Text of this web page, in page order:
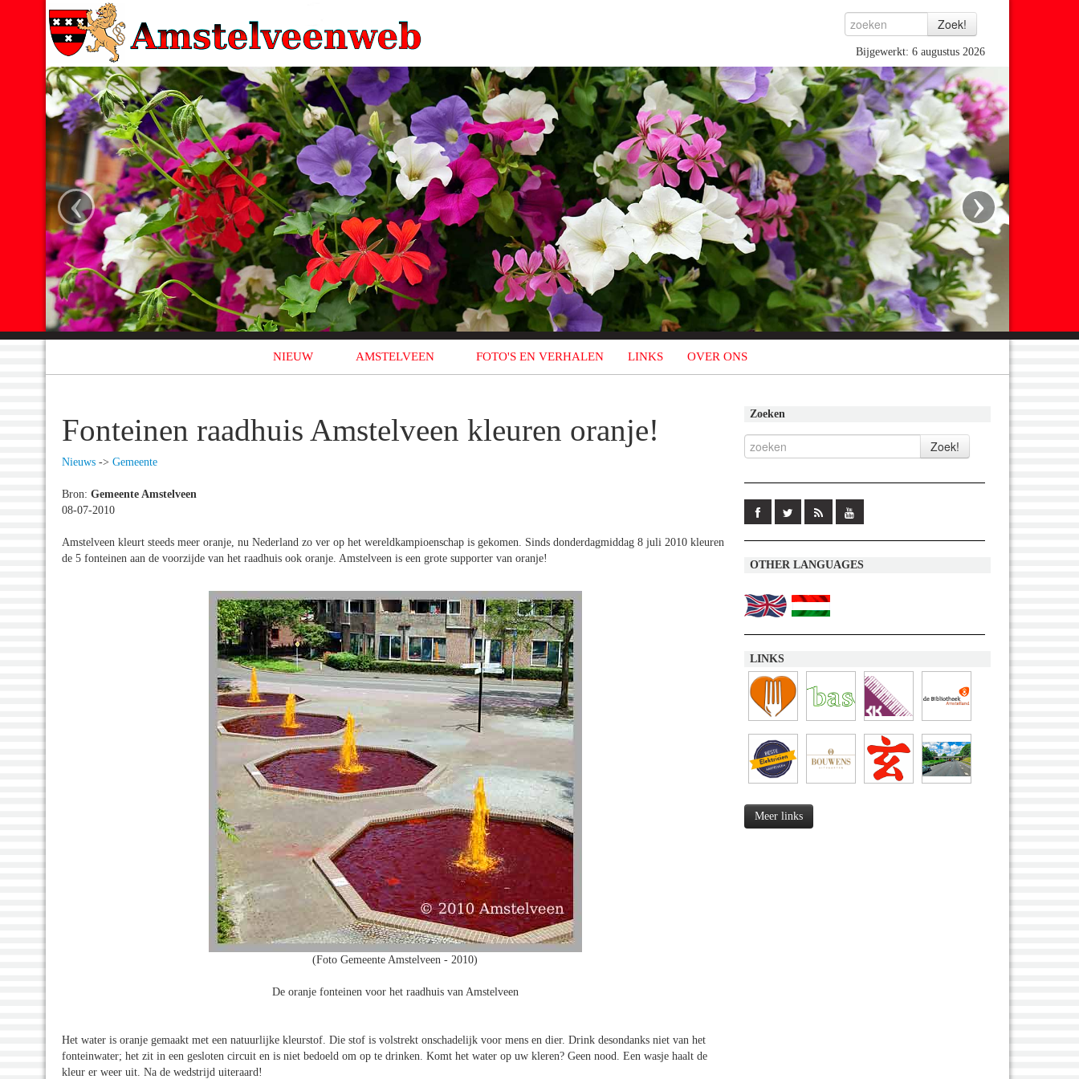
Bijgewerkt: 6 augustus 2026
‹ ›
NIEUW AMSTELVEEN FOTO'S EN VERHALEN LINKS OVER ONS
Fonteinen raadhuis Amstelveen kleuren oranje!
Nieuws -> Gemeente
Bron: Gemeente Amstelveen
08-07-2010
Amstelveen kleurt steeds meer oranje, nu Nederland zo ver op het wereldkampioenschap is gekomen. Sinds donderdagmiddag 8 juli 2010 kleuren
de 5 fonteinen aan de voorzijde van het raadhuis ook oranje. Amstelveen is een grote supporter van oranje!
(Foto Gemeente Amstelveen - 2010)
De oranje fonteinen voor het raadhuis van Amstelveen
Het water is oranje gemaakt met een natuurlijke kleurstof. Die stof is volstrekt onschadelijk voor mens en dier. Drink desondanks niet van het
fonteinwater; het zit in een gesloten circuit en is niet bedoeld om op te drinken. Komt het water op uw kleren? Geen nood. Een wasje haalt de
kleur er weer uit. Na de wedstrijd uiteraard!
Zoeken
OTHER LANGUAGES
LINKS
Meer links